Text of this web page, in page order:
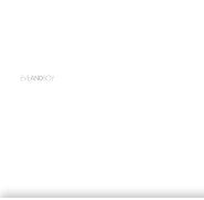
How To Use :